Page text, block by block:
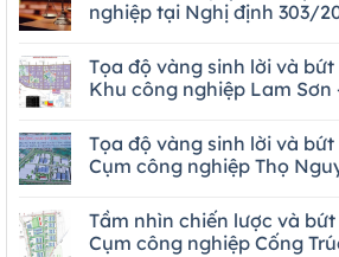
nghiệp tại Nghị định 303/
Tọa độ vàng sinh lời và
Khu công nghiệp Lam Sơn
Tọa độ vàng sinh lời và
Cụm công nghiệp Thọ
Tầm nhìn chiến lược và
Cụm công nghiệp Cống